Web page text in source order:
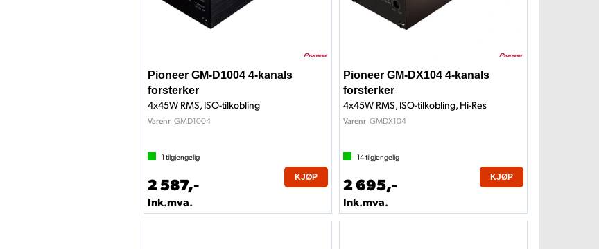
Pioneer GM-D1004 4-kanals
forsterker
4x45W RMS, ISO-tilkobling
Varenr GMD1004
1 tilgjengelig
2 587,-
Ink.mva.
KJØP
Pioneer GM-DX104 4-kanals
forsterker
4x45W RMS, ISO-tilkobling, Hi-Res
Varenr GMDX104
14tilgjengelig
2 695,-
Ink.mva.
KJØP